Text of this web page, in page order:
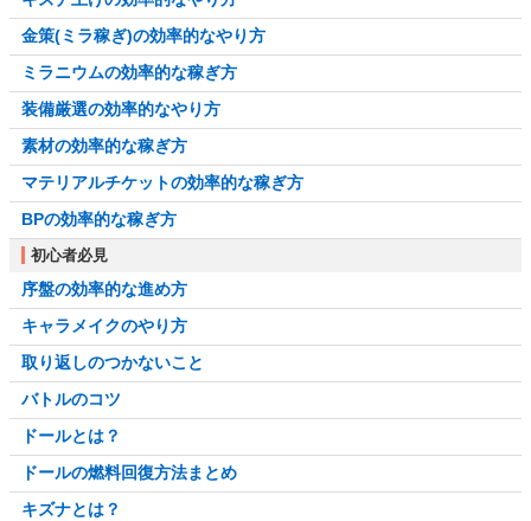
金策(ミラ稼ぎ)の効率的なやり方
ミラニウムの効率的な稼ぎ方
装備厳選の効率的なやり方
素材の効率的な稼ぎ方
マテリアルチケットの効率的な稼ぎ方
BPの効率的な稼ぎ方
初心者必見
序盤の効率的な進め方
キャラメイクのやり方
取り返しのつかないこと
バトルのコツ
ドールとは？
ドールの燃料回復方法まとめ
キズナとは？